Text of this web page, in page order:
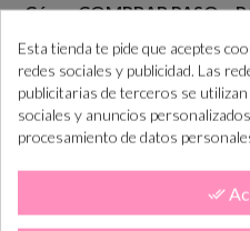
¿Cómo COMPRAR PASO a
Realiza el pedido
Lo tramitamos y
preparamos
DESCRIPCIÓN
CÓMO
Esta tienda te pide que aceptes
redes sociales y publicidad. Las
publicitarias de terceros se
sociales y anuncios
procesamiento de datos
done_all